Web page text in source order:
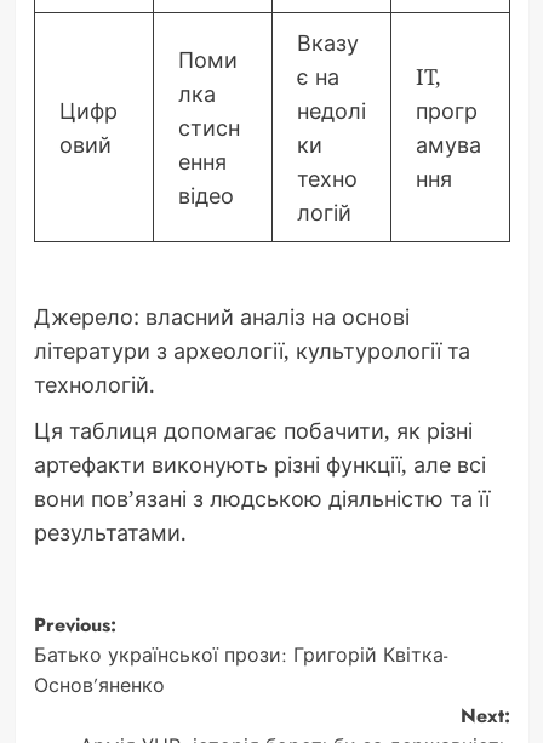
Цифр
овий
Поми
лка
стисн
ення
відео
Вказу
є на
недолі
ки
техно
логій
IT,
прогр
амува
ння
Джерело: власний аналіз на основі
літератури з археології, культурології та
технологій.
Ця таблиця допомагає побачити, як різні
артефакти виконують різні функції, але всі
вони пов’язані з людською діяльністю та її
результатами.
Post
navigation
Previous:
Батько української прози: Григорій Квітка-
Основ’яненко
Next: